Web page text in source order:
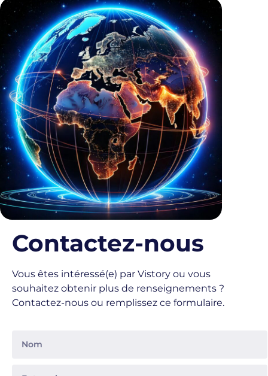
Contactez-nous
Vous êtes intéressé(e) par Vistory ou vous
souhaitez obtenir plus de renseignements ?
Contactez-nous ou remplissez ce formulaire.